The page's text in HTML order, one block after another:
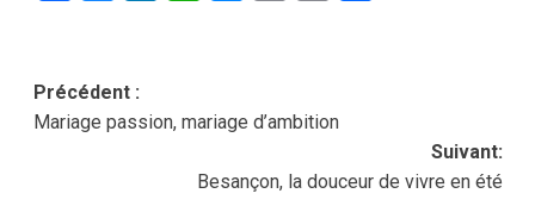
Navigation
d’article
Précédent :
Mariage passion, mariage d’ambition
Suivant:
Besançon, la douceur de vivre en été